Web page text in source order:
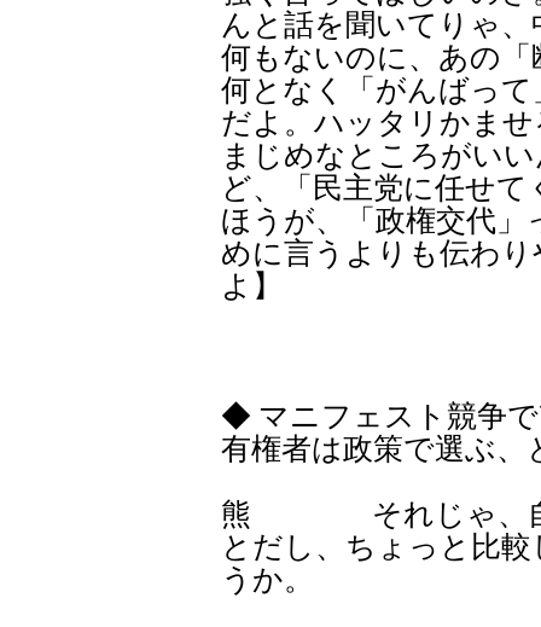
んと話を聞いてりゃ
何もないのに、あの
何となく「がんばっ
だよ。ハッタリかま
まじめなところがい
ど、「民主党に任せ
ほうが、「政権交代」
めに言うよりも伝わ
よ】
◆ マニフェスト競争
有権者は政策で選ぶ、
熊 それじゃ、自民
とだし、ちょっと比
うか。